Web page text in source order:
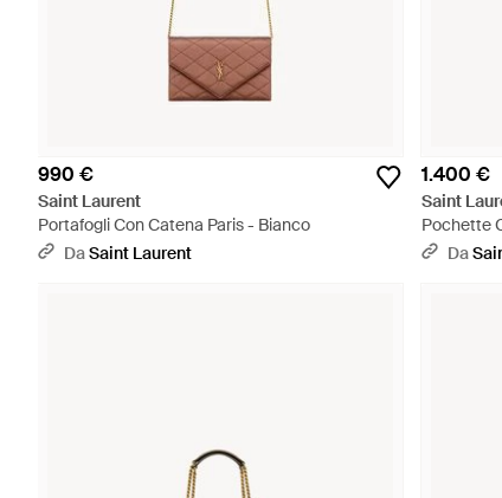
990 €
Saint Laurent
Portafogli Con Catena Paris - Bianco
DaSaint Laurent
1.400 €
Saint
Pochette
Bianco
Da